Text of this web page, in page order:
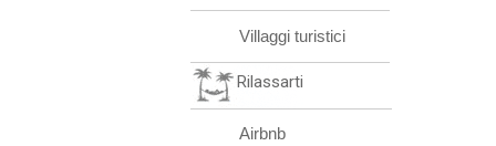
Villaggi turistici
Rilassarti
Airbnb